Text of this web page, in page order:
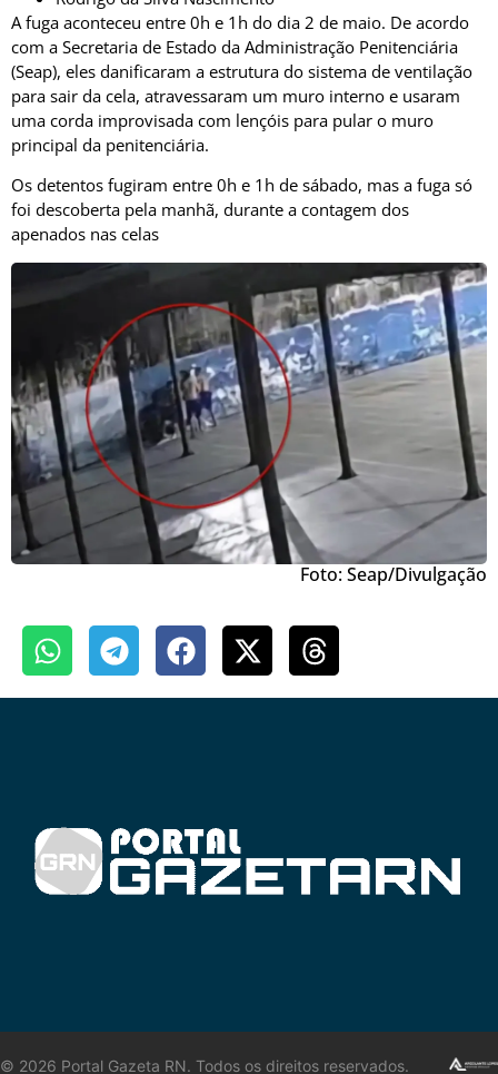
A fuga aconteceu entre 0h e 1h do dia 2 de maio. De acordo
com a Secretaria de Estado da Administração Penitenciária
(Seap), eles danificaram a estrutura do sistema de ventilação
para sair da cela, atravessaram um muro interno e usaram
uma corda improvisada com lençóis para pular o muro
principal da penitenciária.
Os detentos fugiram entre 0h e 1h de sábado, mas a fuga só
foi descoberta pela manhã, durante a contagem dos
apenados nas celas
Foto: Seap/Divulgação
© 2026 Portal Gazeta RN. Todos os direitos reservados.